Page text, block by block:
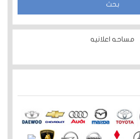
مساحه اعلانيه